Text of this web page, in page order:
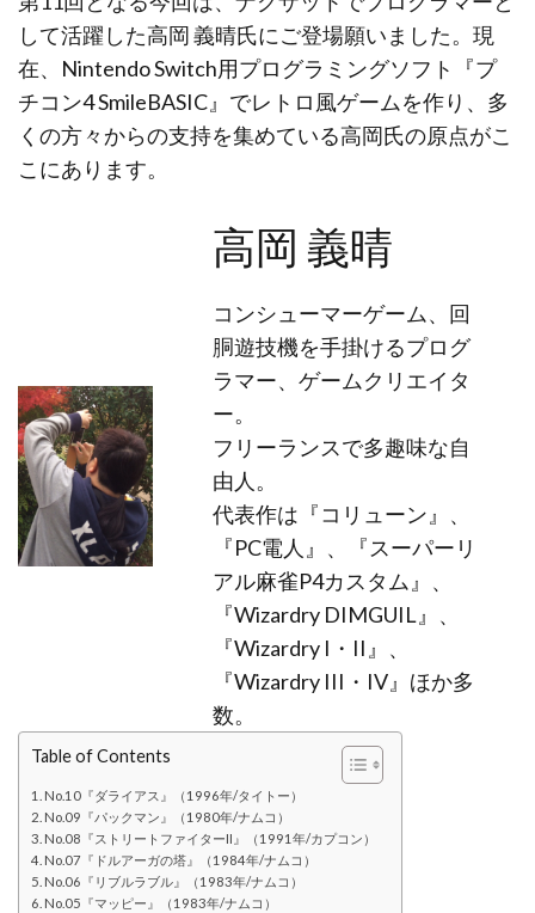
して活躍した高岡 義晴氏にご登場願いました。現
在、Nintendo Switch用プログラミングソフト『プ
チコン4 SmileBASIC』でレトロ風ゲームを作り、多
くの方々からの支持を集めている高岡氏の原点がこ
こにあります。
高岡 義晴
コンシューマーゲーム、回
胴遊技機を手掛けるプログ
ラマー、ゲームクリエイタ
ー。
フリーランスで多趣味な自
由人。
代表作は『コリューン』、
『PC電人』、『スーパーリ
アル麻雀P4カスタム』、
『Wizardry DIMGUIL』、
『Wizardry I・II』、
『Wizardry III・IV』ほか多
数。
Table of Contents
No.10『ダライアス』（1996年/タイトー）
No.09『パックマン』（1980年/ナムコ）
No.08『ストリートファイターII』（1991年/カプコン）
No.07『ドルアーガの塔』（1984年/ナムコ）
No.06『リブルラブル』（1983年/ナムコ）
No.05『マッピー』（1983年/ナムコ）